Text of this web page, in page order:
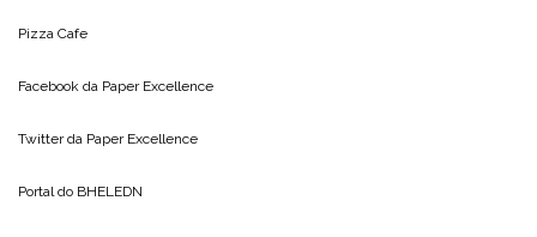
Pizza Cafe
Facebook da Paper Excellence
Twitter da Paper Excellence
Portal do BHELEDN